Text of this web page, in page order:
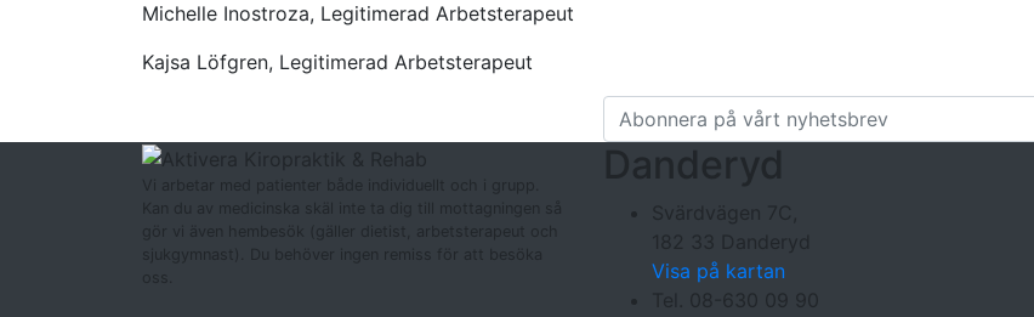
Michelle Inostroza, Legitimerad Arbetsterapeut
Kajsa Löfgren, Legitimerad Arbetsterapeut
Vi arbetar med patienter både individuellt och i grupp.
Kan du av medicinska skäl inte ta dig till mottagningen så
gör vi även hembesök (gäller dietist, arbetsterapeut och
sjukgymnast). Du behöver ingen remiss för att besöka
Danderyd
Svärdvägen 7C,
182 33 Danderyd
Visa på kartan
Tel. 08-630 09 90